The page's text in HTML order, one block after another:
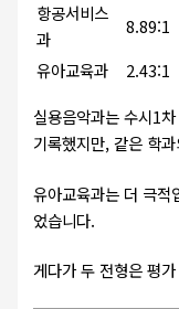
항공서비스
과
8.89:1
유아교육과
2.43:1
실용음악과는 수시1
기록했지만, 같은 학
유아교육과는 더 극적
었습니다.
게다가 두 전형은 평